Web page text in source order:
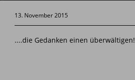
13. November 2015
....die Gedanken einen überwältigen!